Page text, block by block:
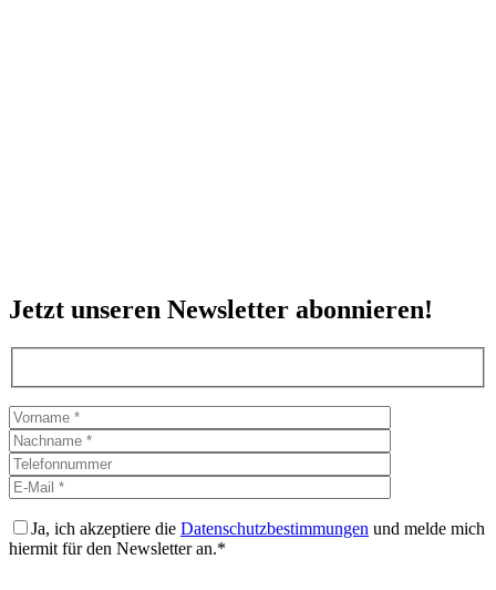
Jetzt unseren Newsletter abonnieren!
Ja, ich akzeptiere die Datenschutzbestimmungen und melde mich
hiermit für den Newsletter an.*